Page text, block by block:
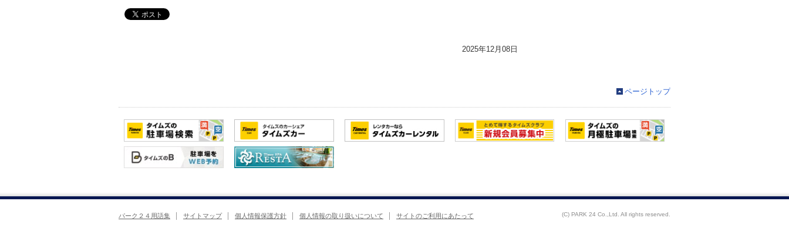
2025年12月08日
ページトップ
パーク２４用語集 サイトマップ 個人情報保護方針 個人情報の取り扱いについて サイトのご利用にあたって (C) PARK 24 Co.,Ltd. All rights reserved.